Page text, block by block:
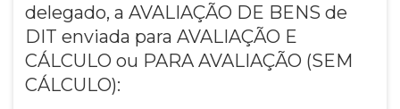
delegado, a AVALIAÇÃO DE BENS de
DIT enviada para AVALIAÇÃO E
CÁLCULO ou PARA AVALIAÇÃO (SEM
CÁLCULO):